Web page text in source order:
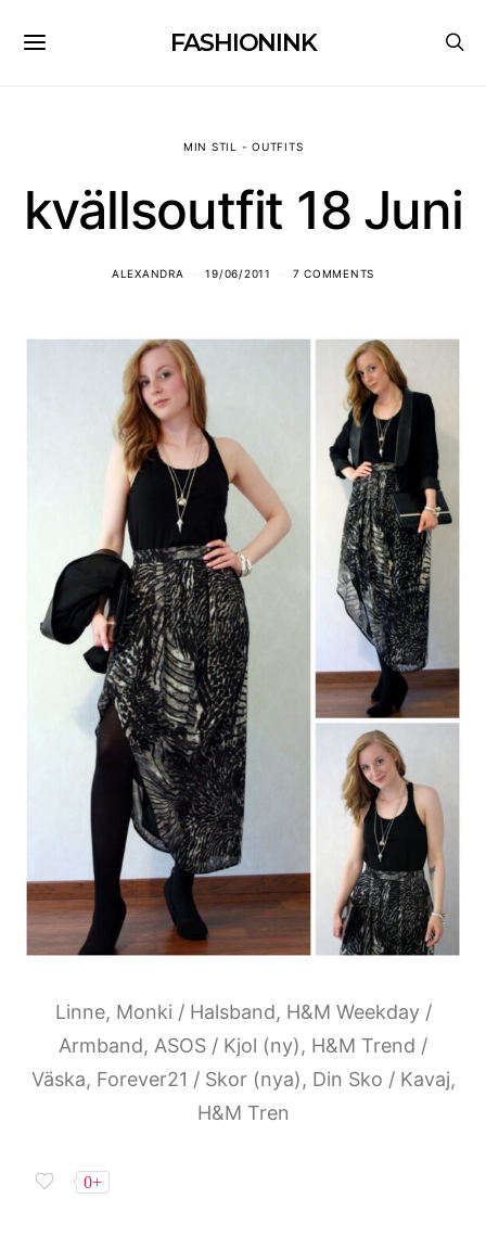
FASHIONINK
MIN STIL - OUTFITS
kvällsoutfit 18 Juni
ALEXANDRA 19/06/2011 7 COMMENTS
Linne, Monki / Halsband, H&M Weekday /
Armband, ASOS / Kjol (ny), H&M Trend /
Väska, Forever21 / Skor (nya), Din Sko / Kavaj,
H&M Tren
0+